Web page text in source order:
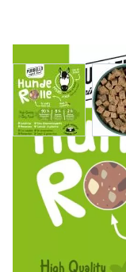
View larger
Das
hört sich nicht nur
sondern wird von
Singleprotein ist es
Hunde verträglich.